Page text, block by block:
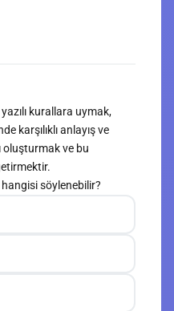
kurallara uymak,
karşılıklı anlayış ve
oluşturmak ve bu
söylenebilir?